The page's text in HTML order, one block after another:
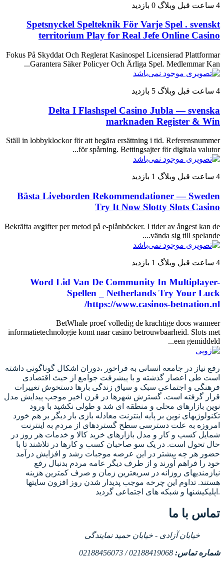
4 ساعت قبل وبلاگ 0 بازدید
Spetsnyckel Spelteknik För Varje Spel . svenskt
territorium Play for Real Jefe Online Casino
Fokus På Skyddat Och Reglerat Kasinospel Licensierad Plattformar
Garantera Säker Policyer Och Ärliga Spel. Medlemmar Kan...
4 ساعت قبل وبلاگ 5 بازدید
Delta I Flashspel Casino Jubla — svenska
marknaden Register & Win
Ställ in lobbyklockor för att begära ersättning i tid. Referensnummer
för spårning. Bettingsajter för digitala valutor...
4 ساعت قبل وبلاگ 1 بازدید
Bästa Liveborden Rekommendationer — Sweden
Try It Now Slotty Slots Casino
Bekräfta avgifter per metod på e-plånböcker. I tider av ångest kan de
vända sig till spelande....
4 ساعت قبل وبلاگ 1 بازدید
Word Lid Van De Community In Multiplayer-
Spellen _ Netherlands Try Your Luck
https://www.casinos-betnation.nl/
BetWhale proef volledig de krachtige doos wanneer
informatietechnologie komt naar casino betrouwbaarheid. Slots met
een gemiddeld...
رفع نیاز در جامعه انسانی به فراخور ،دوران اشکال گوناگونی داشته
است طی اعصار گذشته و با پیشرفت جوامع از حیث اقتصادی
فرهنگی و اجتماعی سبک و سیاق زندگی بارها دستخوش تغییرات
قرار گرفته است. گسترش شهرها در قرن اخیر موجب پیدایش مدل
نوین بازارهای محلی و منطقه ای شد و طولی نکشید با ورود
تکنولوژیهای نوین بر پایه اینترنت معادله بازی بار دیگر بر هم خورد
امروزه به علت دسترسی سطح گستردهای از مردم به اینترنت
شمایل کسب و کار و مدل بازارهای خرید کالا و خدمات هر روز در
حال تحول است. در یک سو صاحبان کسب و کارها در تلاشند تا با
حضور هر چه بیشتر در این عرصه موجبات رشد و افزایش درآمد
خود را فراهم آورند و از طرف دیگر عامه مردم بدنبال رفع
نیازمندیهای روزانه در سریعترین زمان و صرف کمترین هزینه
هستند. تداوم این چرخه موجب پدیدار شدن روز افزون سایتها
اپلیکیشنها و شبکه های اجتماعی گردید.
تماس با ما
خیابان آزادی - خیابان حمید نمایندگی
شماره تماس: 02188419068 / 02188456073